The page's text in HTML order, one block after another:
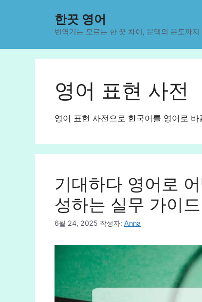
한끗 영어
번역기는 모르는 한 끗 차이, 문맥의 온도까지
영어 표현 사전
영어 표현 사전으로 한국어를 영어로
기대하다 영어로
성하는 실무 가이드
6월 24, 2025 작성자: Anna